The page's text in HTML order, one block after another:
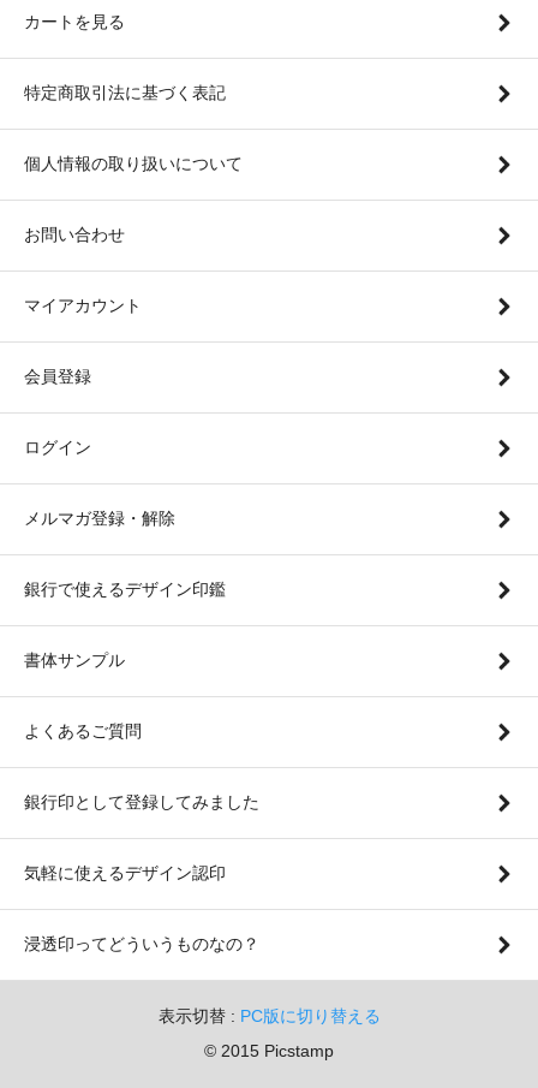
カートを見る
特定商取引法に基づく表記
個人情報の取り扱いについて
お問い合わせ
マイアカウント
会員登録
ログイン
メルマガ登録・解除
銀行で使えるデザイン印鑑
書体サンプル
よくあるご質問
銀行印として登録してみました
気軽に使えるデザイン認印
浸透印ってどういうものなの？
表示切替 : PC版に切り替える
© 2015 Picstamp